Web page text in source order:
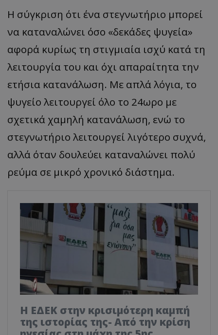
Η σύγκριση ότι ένα στεγνωτήριο μπορεί
να καταναλώνει όσο «δεκάδες ψυγεία»
αφορά κυρίως τη στιγμιαία ισχύ κατά τη
λειτουργία του και όχι απαραίτητα την
ετήσια κατανάλωση. Με απλά λόγια, το
ψυγείο λειτουργεί όλο το 24ωρο με
σχετικά χαμηλή κατανάλωση, ενώ το
στεγνωτήριο λειτουργεί λιγότερο συχνά,
αλλά όταν δουλεύει καταναλώνει πολύ
ρεύμα σε μικρό χρονικό διάστημα.
Η ΕΔΕΚ στην κρισιμότερη καμπή
της ιστορίας της- Από την κρίση